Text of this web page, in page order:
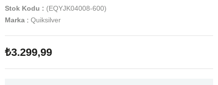
Stok Kodu
(EQYJK04008-600)
Marka : Quiksilver
₺3.299,99